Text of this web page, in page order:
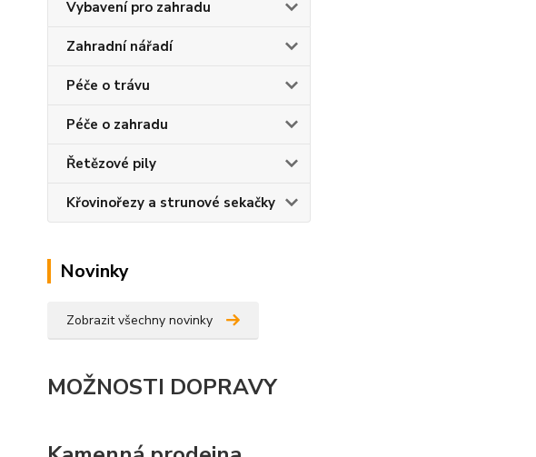
Vybavení pro zahradu
Zahradní nářadí
Péče o trávu
Péče o zahradu
Řetězové pily
Křovinořezy a strunové sekačky
Novinky
Zobrazit všechny novinky
MOŽNOSTI DOPRAVY